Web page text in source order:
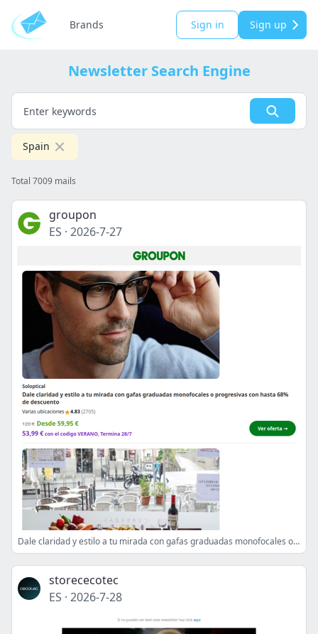
Brands Sign in Sign up
Newsletter Search Engine
Spain
Total 7009 mails
groupon
ES · 2026-7-27
Dale claridad y estilo a tu mirada con gafas graduadas monofocales o progresivas con hasta 68% de descuento
storececotec
ES · 2026-7-28